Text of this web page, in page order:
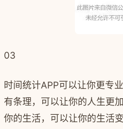
03
时间统计APP可以让你更专
有条理，可以让你的人生更
你的生活，可以让你的生活